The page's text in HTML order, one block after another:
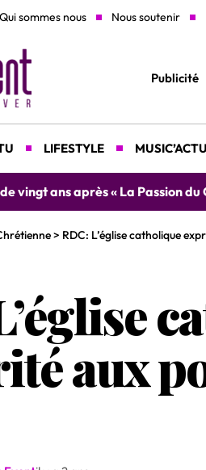
Qui sommes nous Nous soutenir
Publicité
LIFESTYLE MUSIC’ACTU
MERCI » : Chantre
> RDC: L’église catholique
aux